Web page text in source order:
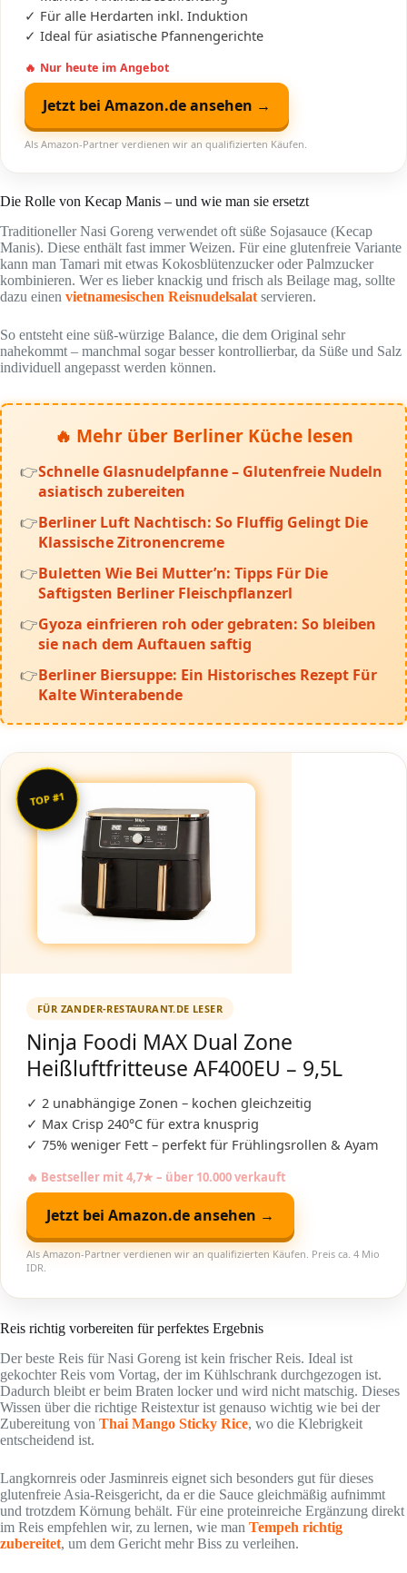
✓ Für alle Herdarten inkl. Induktion
✓ Ideal für asiatische Pfannengerichte
🔥 Nur heute im Angebot
Jetzt bei Amazon.de ansehen →
Als Amazon-Partner verdienen wir an qualifizierten Käufen.
Die Rolle von Kecap Manis – und wie man sie ersetzt
Traditioneller Nasi Goreng verwendet oft süße Sojasauce (Kecap
Manis). Diese enthält fast immer Weizen. Für eine glutenfreie Variante
kann man Tamari mit etwas Kokosblütenzucker oder Palmzucker
kombinieren. Wer es lieber knackig und frisch als Beilage mag, sollte
dazu einen vietnamesischen Reisnudelsalat servieren.
So entsteht eine süß-würzige Balance, die dem Original sehr
nahekommt – manchmal sogar besser kontrollierbar, da Süße und Salz
individuell angepasst werden können.
🔥 Mehr über Berliner Küche lesen
Schnelle Glasnudelpfanne – Glutenfreie Nudeln
asiatisch zubereiten
Berliner Luft Nachtisch: So Fluffig Gelingt Die
Klassische Zitronencreme
Buletten Wie Bei Mutter’n: Tipps Für Die
Saftigsten Berliner Fleischpflanzerl
Gyoza einfrieren roh oder gebraten: So bleiben
sie nach dem Auftauen saftig
Berliner Biersuppe: Ein Historisches Rezept Für
Kalte Winterabende
TOP #1
FÜR ZANDER-RESTAURANT.DE LESER
Ninja Foodi MAX Dual Zone
Heißluftfritteuse AF400EU – 9,5L
✓ 2 unabhängige Zonen – kochen gleichzeitig
✓ Max Crisp 240°C für extra knusprig
✓ 75% weniger Fett – perfekt für Frühlingsrollen & Ayam
🔥 Bestseller mit 4,7★ – über 10.000 verkauft
Jetzt bei Amazon.de ansehen →
Als Amazon-Partner verdienen wir an qualifizierten Käufen. Preis ca. 4 Mio
IDR.
Reis richtig vorbereiten für perfektes Ergebnis
Der beste Reis für Nasi Goreng ist kein frischer Reis. Ideal ist
gekochter Reis vom Vortag, der im Kühlschrank durchgezogen ist.
Dadurch bleibt er beim Braten locker und wird nicht matschig. Dieses
Wissen über die richtige Reistextur ist genauso wichtig wie bei der
Zubereitung von Thai Mango Sticky Rice, wo die Klebrigkeit
entscheidend ist.
Langkornreis oder Jasminreis eignet sich besonders gut für dieses
glutenfreie Asia-Reisgericht, da er die Sauce gleichmäßig aufnimmt
und trotzdem Körnung behält. Für eine proteinreiche Ergänzung direkt
im Reis empfehlen wir, zu lernen, wie man Tempeh richtig
zubereitet, um dem Gericht mehr Biss zu verleihen.